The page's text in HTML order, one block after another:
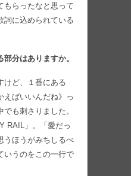
もらったなと思って
詞に込められている
分はありますか。
けど、１番にある
えばいいんだね》っ
も刺さりました。
RAIL」。「愛だっ
うほうがみちしるべ
いうのをこの一行で